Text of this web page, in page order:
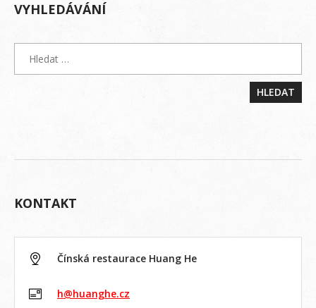
VYHLEDÁVÁNÍ
KONTAKT
Čínská restaurace Huang He
h@huanghe.cz